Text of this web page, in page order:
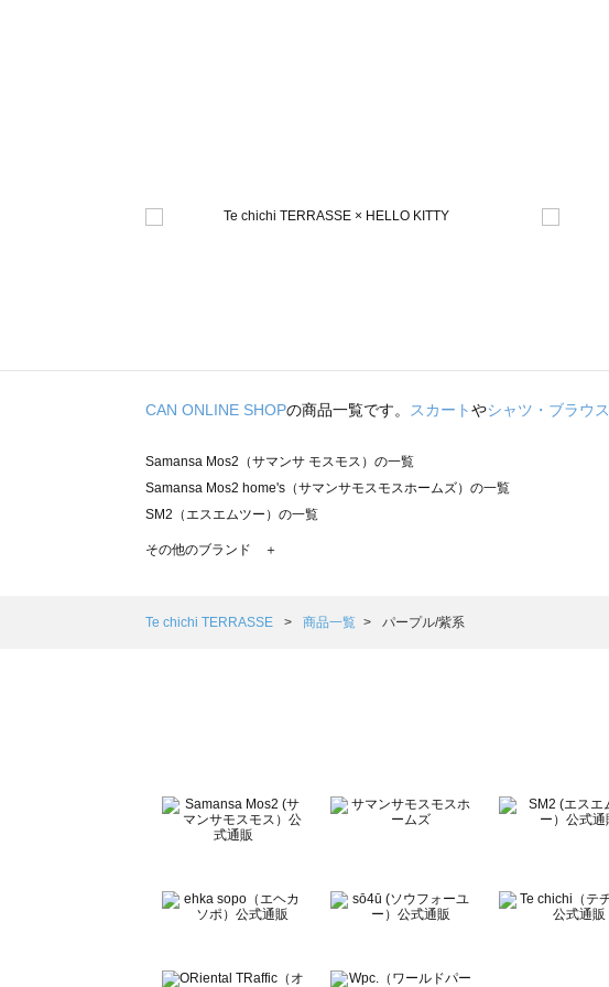
CAN ONLINE SHOPの商品一覧です。 スカートやシャツ・ブラウス
Samansa Mos2（サマンサ モスモス）の一覧
Samansa Mos2 home's（サマンサモスモスホームズ）の一覧
SM2（エスエムツー）の一覧
TSUHARU by Samansa Mos2（ツハルバイサマンサモスモス）の一覧
Samansa Mos2 Lagom（サマンサモスモス ラーゴム）の一覧
BETTY'S BLUE（べティーズブルー）の一覧
Wpc.（ワールドパーティー）の一覧
その他のブランド ＋
Te chichi TERRASSE 商品一覧 パープル/紫系